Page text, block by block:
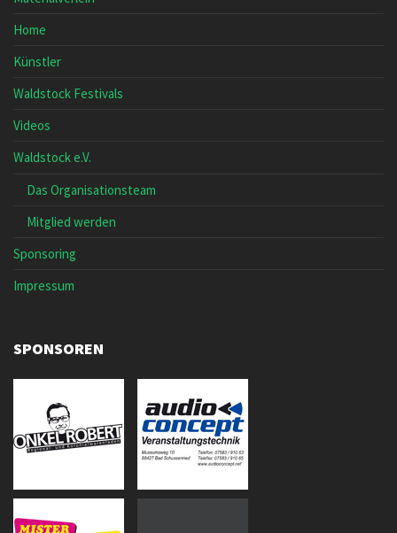
Home
Künstler
Waldstock Festivals
Videos
Waldstock e.V.
Das Organisationsteam
Mitglied werden
Sponsoring
Impressum
SPONSOREN